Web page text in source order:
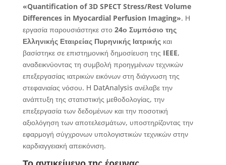
«Quantification of 3D SPECT Stress/Rest Volume
Differences in Myocardial Perfusion Imaging». Η
εργασία παρουσιάστηκε στο 24ο Συμπόσιο της
Ελληνικής Εταιρείας Πυρηνικής Ιατρικήςκαι
βασίστηκε σε επιστημονική δημοσίευση της IEEE,
αναδεικνύοντας τη συμβολή προηγμένων τεχνικών
επεξεργασίας ιατρικών εικόνων στη διάγνωση της
στεφανιαίας νόσου. Η DatAnalysis ανέλαβε την
ανάπτυξη της στατιστικής μεθοδολογίας, την
επεξεργασία των δεδομένων και την ποσοτική
αξιολόγηση των αποτελεσμάτων, υποστηρίζοντας την
εφαρμογή σύγχρονων υπολογιστικών τεχνικών στην
καρδιαγγειακή απεικόνιση.